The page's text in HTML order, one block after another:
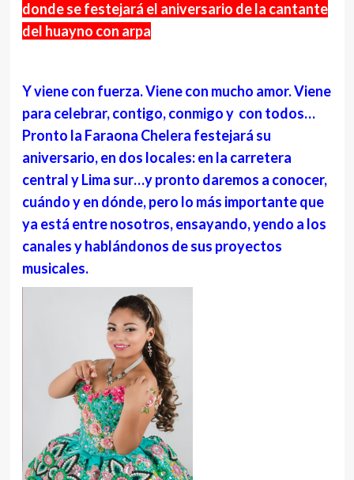
donde se festejará el aniversario de la cantante
del huayno con arpa
Y viene con fuerza. Viene con mucho amor. Viene
para celebrar, contigo, conmigo y con todos…
Pronto la Faraona Chelera festejará su
aniversario, en dos locales: en la carretera
central y Lima sur…y pronto daremos a conocer,
cuándo y en dónde, pero lo más importante que
ya está entre nosotros, ensayando, yendo a los
canales y hablándonos de sus proyectos
musicales.